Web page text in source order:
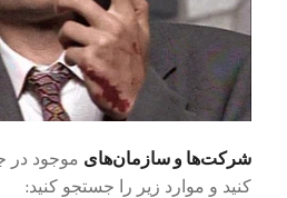
شرکت‌ها و سازمان‌های موجود در
کنید و موارد زیر را جستجو کنید: